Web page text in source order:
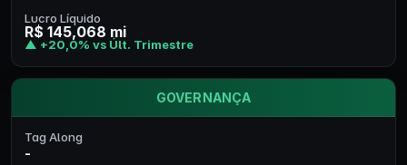
Lucro Líquido
R$ 145,068 mi
▲ +20,0% vs Últ. Trimestre
GOVERNANÇA
Tag Along
-